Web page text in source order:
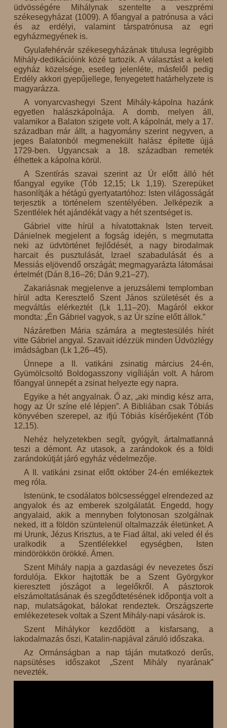
üdvösségére Mihálynak szentelte a veszprémi
székesegyházat (1009). A főangyal a patrónusa a váci
és az erdélyi, valamint társpatrónusa az egri
egyházmegyének is.
Gyulafehérvár székesegyházának titulusa legrégibb
Mihály-dedikációink közé tartozik. A választást a keleti
egyház közelsége, esetleg jelenléte, másfelől pedig
Erdély akkori gyepűjellege, fenyegetett határhelyzete is
magyarázza.
A vonyarcvashegyi Szent Mihály-kápolna hazánk
egyetlen halászkápolnája. A domb, melyen áll,
valamikor a Balaton szigete volt. A kápolnát, mely a 17.
században már állt, a hagyomány szerint negyven, a
jeges Balatonból megmenekült halász építette újjá
1729-ben. Ugyancsak a 18. században remeték
élhettek a kápolna körül.
A Szentírás szavai szerint az Úr előtt álló hét
főangyal egyike (Tób 12,15; Lk 1,19). Szerepüket
hasonlítják a hétágú gyertyatartóhoz: Isten világosságát
terjesztik a történelem szentélyében. Jelképezik a
Szentlélek hét ajándékát vagy a hét szentséget is.
Gábriel vitte hírül a hívatottaknak Isten terveit.
Dánielnek megjelent a fogság idején, s megmutatta
neki az üdvtörténet fejlődését, a nagy birodalmak
harcait és pusztulását, Izrael szabadulását és a
Messiás eljövendő országát; megmagyarázta látomásai
értelmét (Dán 8,16–26; Dán 9,21–27).
Zakariásnak megjelenve a jeruzsálemi templomban
hírül adta Keresztelő Szent János születését és a
megváltás elérkeztét (Lk 1,11–20). Magáról ekkor
mondta: „Én Gábriel vagyok, s az Úr színe előtt állok.”
Názáretben Mária számára a megtestesülés hírét
vitte Gábriel angyal. Szavait idézzük minden Üdvözlégy
imádságban (Lk 1,26–45).
Ünnepe a II. vatikáni zsinatig március 24-én,
Gyümölcsoltó Boldogasszony vigíliáján volt. A három
főangyal ünnepét a zsinat helyezte egy napra.
Egyike a hét angyalnak. Ő az, „aki mindig kész arra,
hogy az Úr színe elé lépjen”. A Bibliában csak Tóbiás
könyvében szerepel, az ifjú Tóbiás kísérőjeként (Tób
12,15).
Nehéz helyzetekben segít, gyógyít, ártalmatlanná
teszi a démont. Az utasok, a zarándokok és a földi
zarándokútját járó egyház védelmezője.
A II. vatikáni zsinat előtt október 24-én emlékeztek
meg róla.
Istenünk, te csodálatos bölcsességgel elrendezed az
angyalok és az emberek szolgálatát. Engedd, hogy
angyalaid, akik a mennyben folytonosan szolgálnak
neked, itt a földön szüntelenül oltalmazzák életünket. A
mi Urunk, Jézus Krisztus, a te Fiad által, aki veled él és
uralkodik a Szentlélekkel egységben, Isten
mindörökkön örökké. Ámen.
Szent Mihály napja a gazdasági év nevezetes őszi
fordulója. Ekkor hajtották be a Szent Györgykor
kieresztett jószágot a legelőkről. A pásztorok
elszámoltatásának és szegődtetésének időpontja volt a
nap, mulatságokat, bálokat rendeztek. Országszerte
emlékezetesek voltak a Szent Mihály-napi vásárok is.
Szent Mihálykor kezdődött a kisfarsang, a
lakodalmazás őszi, Katalin-napjával záruló időszaka.
Az Ormánságban a nap táján mutatkozó derűs,
napsütéses időszakot „Szent Mihály nyarának”
nevezték.